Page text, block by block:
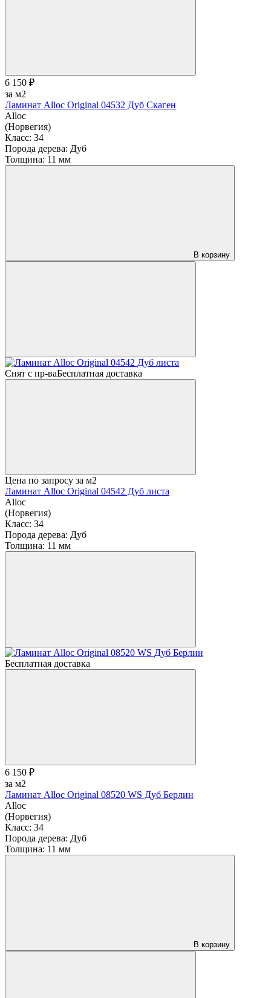
6 150 ₽
за м2
Ламинат Alloc Original 04532 Дуб Скаген
Alloc
(Норвегия)
Класс: 34
Порода дерева: Дуб
Толщина: 11 мм
В корзину
Снят с пр-ваБесплатная доставка
Цена по запросу за м2
Ламинат Alloc Original 04542 Дуб листа
Alloc
(Норвегия)
Класс: 34
Порода дерева: Дуб
Толщина: 11 мм
Бесплатная доставка
6 150 ₽
за м2
Ламинат Alloc Original 08520 WS Дуб Берлин
Alloc
(Норвегия)
Класс: 34
Порода дерева: Дуб
Толщина: 11 мм
В корзину